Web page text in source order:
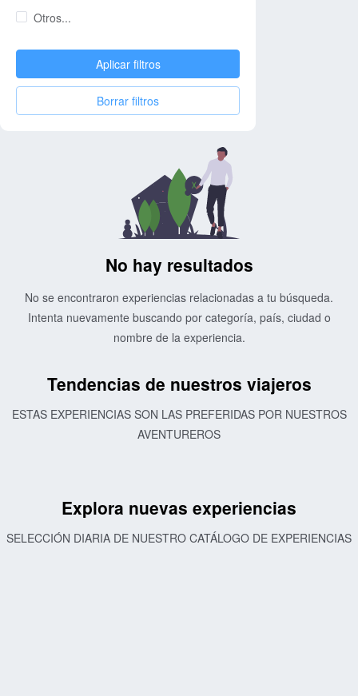
Otros...
Aplicar filtros
Borrar filtros
No hay resultados
No se encontraron experiencias relacionadas a tu búsqueda.
Intenta nuevamente buscando por categoría, país, ciudad o
nombre de la experiencia.
Tendencias de nuestros viajeros
ESTAS EXPERIENCIAS SON LAS PREFERIDAS POR NUESTROS
AVENTUREROS
Explora nuevas experiencias
SELECCIÓN DIARIA DE NUESTRO CATÁLOGO DE EXPERIENCIAS